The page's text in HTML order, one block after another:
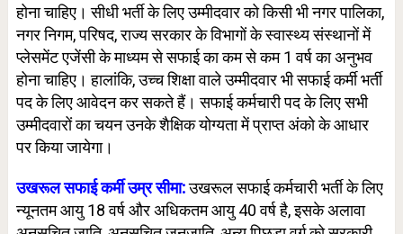
होना चाहिए। सीधी भर्ती के लिए उम्मीदवार को किसी भी नगर पालिका,
नगर निगम, परिषद, राज्य सरकार के विभागों के स्वास्थ्य संस्थानों में
प्लेसमेंट एजेंसी के माध्यम से सफाई का कम से कम 1 वर्ष का अनुभव
होना चाहिए। हालांकि, उच्च शिक्षा वाले उम्मीदवार भी सफाई कर्मी भर्ती
पद के लिए आवेदन कर सकते हैं। सफाई कर्मचारी पद के लिए सभी
उम्मीदवारों का चयन उनके शैक्षिक योग्यता में प्राप्त अंको के आधार
पर किया जायेगा।
उखरूल सफाई कर्मी उम्र सीमा:उखरूल सफाई कर्मचारी भर्ती के लिए
न्यूनतम आयु 18 वर्ष और अधिकतम आयु 40 वर्ष है, इसके अलावा